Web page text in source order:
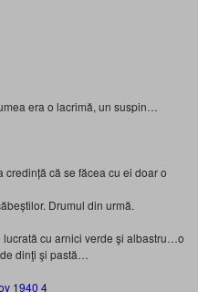
era o lacrimă, un suspin…
că se făcea cu ei doar o
Drumul din urmă.
cu arnici verde şi albastru…o
dinţi şi pastă…